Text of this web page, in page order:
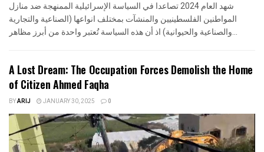
شهد العام 2024 تصاعدا في السياسة الإسرائيلية الممنهجة ضد منازل
المواطنين الفلسطينيين والمنشآت بمختلف انواعها (الصناعية والتجارية
A Lost Dream: The Occupation Forces Demolish the Home
of Citizen Ahmed Faqha
BYARIJ JANUARY 30, 2025 0